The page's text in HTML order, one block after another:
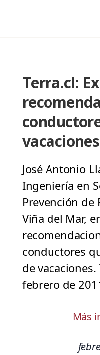
Terra.cl:
vacaciones
José Antonio
Ingeniería en
Prevención de
Viña del Mar,
conductores
de
febrero de
Más